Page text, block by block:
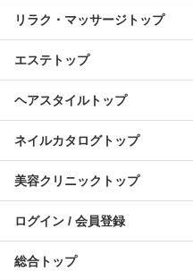
リラク・マッサージトップ
エステトップ
ヘアスタイルトップ
ネイルカタログトップ
美容クリニックトップ
ログイン / 会員登録
総合トップ